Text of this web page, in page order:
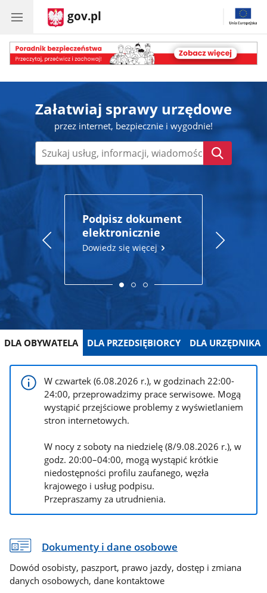
gov.pl
Poradnik
bezpieczeństwa
Załatwiaj sprawy urzędowe
przez internet, bezpiecznie i wygodnie!
Wyszukaj
Podpisz dokument
elektronicznie
Dowiedz się więcej
19
DLA OBYWATELA DLA PRZEDSIĘBIORCY DLA URZĘDNIKA
W czwartek (6.08.2026 r.), w godzinach 22:00-
24:00, przeprowadzimy prace serwisowe. Mogą
wystąpić przejściowe problemy z wyświetlaniem
stron internetowych.
W nocy z soboty na niedzielę (8/9.08.2026 r.), w
godz. 20:00–04:00, mogą wystąpić krótkie
niedostępności profilu zaufanego, węzła
krajowego i usług podpisu.
Przepraszamy za utrudnienia.
Dokumenty i dane osobowe
Dowód osobisty, paszport, prawo jazdy, dostęp i zmiana
danych osobowych, dane kontaktowe